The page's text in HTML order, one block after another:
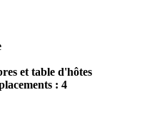
et table d'hôtes
: 4